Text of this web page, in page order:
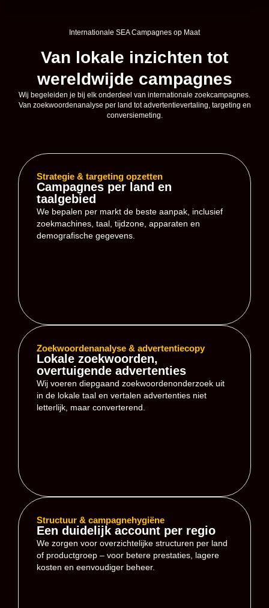
Internationale SEA Campagnes op Maat
Van lokale inzichten tot
wereldwijde campagnes
Wij begeleiden je bij elk onderdeel van internationale zoekcampagnes.
Van zoekwoordenanalyse per land tot advertentievertaling, targeting en
conversiemeting.
Strategie & targeting opzetten
Campagnes per land en
taalgebied
We bepalen per markt de beste aanpak, inclusief
zoekmachines, taal, tijdzone, apparaten en
demografische gegevens.
Zoekwoordenanalyse & advertentiecopy
Lokale zoekwoorden,
overtuigende advertenties
Wij voeren diepgaand zoekwoordenonderzoek uit
in de lokale taal en vertalen advertenties niet
letterlijk, maar converterend.
Structuur & campagnehygiëne
Een duidelijk account per regio
We zorgen voor overzichtelijke structuren per land
of productgroep – voor betere prestaties, lagere
kosten en eenvoudiger beheer.